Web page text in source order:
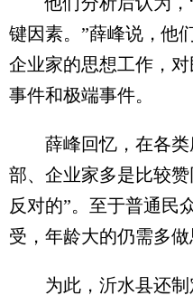
键因素。”薛峰说，他
企业家的思想工作，
事件和极端事件。
薛峰回忆，在各类
部、企业家多是比较
反对的”。至于普通民
受，年龄大的仍需多做
为此，沂水县还制